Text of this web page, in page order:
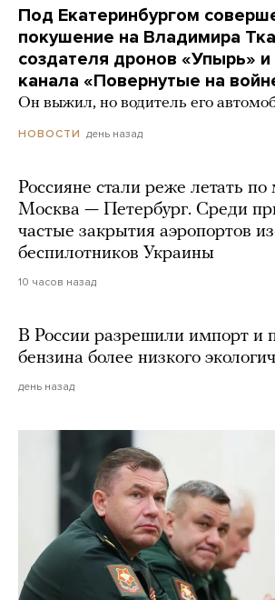
Под Екатеринбургом
покушение на Владимира
создателя дронов «Упырь»
канала «Повернутые на
Он выжил, но водитель его
НОВОСТИ день назад
Россияне стали реже летать
Москва — Петербург. Среди
частые закрытия аэропортов
беспилотников Украины
10 часов назад
В России разрешили импорт и
бензина более низкого
день назад